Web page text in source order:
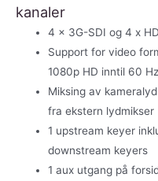
kanaler
4 x 3G-SDI og 4 x
Support for video
1080p HD inntil 60 Hz
Miksing av
fra ekstern lydmikser
1 upstream keyer
downstream keyers
1 aux utgang på